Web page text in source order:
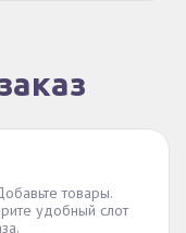
товары.
удобный слот